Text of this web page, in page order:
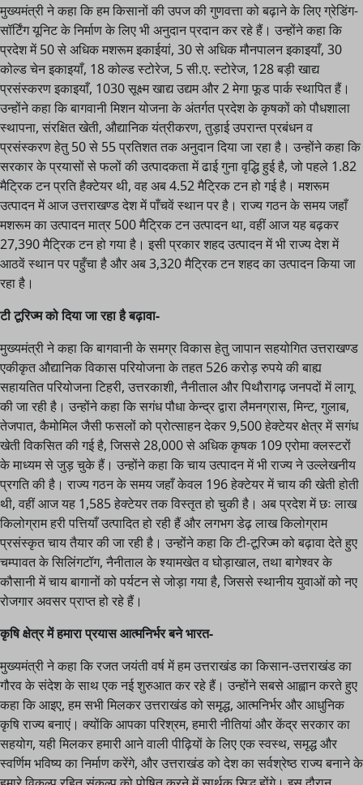
मुख्यमंत्री ने कहा कि हम किसानों की उपज की गुणवत्ता को बढ़ाने के लिए ग्रेडिंग-
सॉर्टिंग यूनिट के निर्माण के लिए भी अनुदान प्रदान कर रहे हैं। उन्होंने कहा कि
प्रदेश में 50 से अधिक मशरूम इकाईयां, 30 से अधिक मौनपालन इकाइयाँ, 30
कोल्ड चेन इकाइयाँ, 18 कोल्ड स्टोरेज, 5 सी.ए. स्टोरेज, 128 बड़ी खाद्य
प्रसंस्करण इकाइयाँ, 1030 सूक्ष्म खाद्य उद्यम और 2 मेगा फूड पार्क स्थापित हैं।
उन्होंने कहा कि बागवानी मिशन योजना के अंतर्गत प्रदेश के कृषकों को पौधशाला
स्थापना, संरक्षित खेती, औद्यानिक यंत्रीकरण, तुड़ाई उपरान्त प्रबंधन व
प्रसंस्करण हेतु 50 से 55 प्रतिशत तक अनुदान दिया जा रहा है। उन्होंने कहा कि
सरकार के प्रयासों से फलों की उत्पादकता में ढाई गुना वृद्धि हुई है, जो पहले 1.82
मैट्रिक टन प्रति हैक्टेयर थी, वह अब 4.52 मैट्रिक टन हो गई है। मशरूम
उत्पादन में आज उत्तराखण्ड देश में पाँचवें स्थान पर है। राज्य गठन के समय जहाँ
मशरूम का उत्पादन मात्र 500 मैट्रिक टन उत्पादन था, वहीं आज यह बढ़कर
27,390 मैट्रिक टन हो गया है। इसी प्रकार शहद उत्पादन में भी राज्य देश में
आठवें स्थान पर पहुँचा है और अब 3,320 मैट्रिक टन शहद का उत्पादन किया जा
रहा है।
टी टूरिज्म को दिया जा रहा है बढ़ावा-
मुख्यमंत्री ने कहा कि बागवानी के समग्र विकास हेतु जापान सहयोगित उत्तराखण्ड
एकीकृत औद्यानिक विकास परियोजना के तहत 526 करोड़ रुपये की बाह्य
सहायतित परियोजना टिहरी, उत्तरकाशी, नैनीताल और पिथौरागढ़ जनपदों में लागू
की जा रही है। उन्होंने कहा कि सगंध पौधा केन्द्र द्वारा लैमनग्रास, मिन्ट, गुलाब,
तेजपात, कैमोमिल जैसी फसलों को प्रोत्साहन देकर 9,500 हेक्टेयर क्षेत्र में सगंध
खेती विकसित की गई है, जिससे 28,000 से अधिक कृषक 109 एरोमा क्लस्टरों
के माध्यम से जुड़ चुके हैं। उन्होंने कहा कि चाय उत्पादन में भी राज्य ने उल्लेखनीय
प्रगति की है। राज्य गठन के समय जहाँ केवल 196 हेक्टेयर में चाय की खेती होती
थी, वहीं आज यह 1,585 हेक्टेयर तक विस्तृत हो चुकी है। अब प्रदेश में छः लाख
किलोग्राम हरी पत्तियाँ उत्पादित हो रही हैं और लगभग डेढ़ लाख किलोग्राम
प्रसंस्कृत चाय तैयार की जा रही है। उन्होंने कहा कि टी-टूरिज्म को बढ़ावा देते हुए
चम्पावत के सिलिंगटॉग, नैनीताल के श्यामखेत व घोड़ाखाल, तथा बागेश्वर के
कौसानी में चाय बागानों को पर्यटन से जोड़ा गया है, जिससे स्थानीय युवाओं को नए
रोजगार अवसर प्राप्त हो रहे हैं।
कृषि क्षेत्र में हमारा प्रयास आत्मनिर्भर बने भारत-
मुख्यमंत्री ने कहा कि रजत जयंती वर्ष में हम उत्तराखंड का किसान-उत्तराखंड का
गौरव के संदेश के साथ एक नई शुरुआत कर रहे हैं। उन्होंने सबसे आह्वान करते हुए
कहा कि आइए, हम सभी मिलकर उत्तराखंड को समृद्ध, आत्मनिर्भर और आधुनिक
कृषि राज्य बनाएं। क्योंकि आपका परिश्रम, हमारी नीतियां और केंद्र सरकार का
सहयोग, यही मिलकर हमारी आने वाली पीढ़ियों के लिए एक स्वस्थ, समृद्ध और
स्वर्णिम भविष्य का निर्माण करेंगे, और उत्तराखंड को देश का सर्वश्रेष्ठ राज्य बनाने के